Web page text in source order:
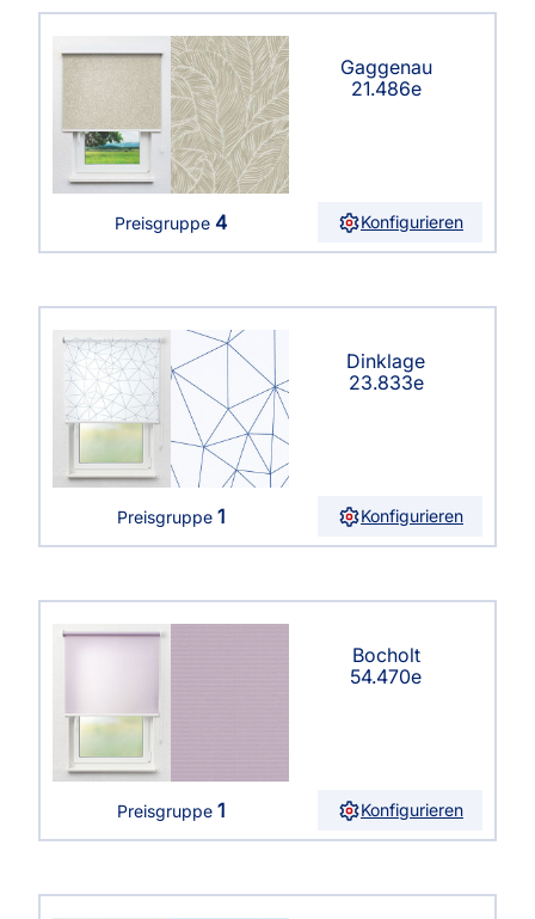
Gaggenau
21.486e
Preisgruppe 4 Konfigurieren
Dinklage
23.833e
Preisgruppe 1 Konfigurieren
Bocholt
54.470e
Preisgruppe 1 Konfigurieren